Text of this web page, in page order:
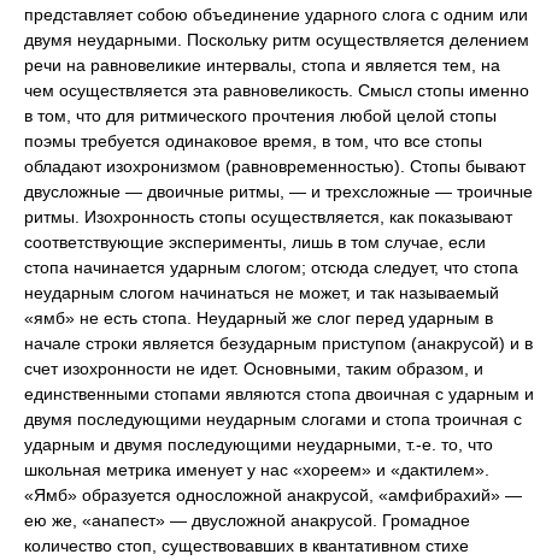
представляет собою объединение ударного слога с одним или
двумя неударными. Поскольку ритм осуществляется делением
речи на равновеликие интервалы, стопа и является тем, на
чем осуществляется эта равновеликость. Смысл стопы именно
в том, что для ритмического прочтения любой целой стопы
поэмы требуется одинаковое время, в том, что все стопы
обладают изохронизмом (равновременностью). Стопы бывают
двусложные — двоичные ритмы, — и трехсложные — троичные
ритмы. Изохронность стопы осуществляется, как показывают
соответствующие эксперименты, лишь в том случае, если
стопа начинается ударным слогом; отсюда следует, что стопа
неударным слогом начинаться не может, и так называемый
«ямб» не есть стопа. Неударный же слог перед ударным в
начале строки является безударным приступом (анакрусой) и в
счет изохронности не идет. Основными, таким образом, и
единственными стопами являются стопа двоичная с ударным и
двумя последующими неударным слогами и стопа троичная с
ударным и двумя последующими неударными, т.-е. то, что
школьная метрика именует у нас «хореем» и «дактилем».
«Ямб» образуется односложной анакрусой, «амфибрахий» —
ею же, «анапест» — двусложной анакрусой. Громадное
количество стоп, существовавших в квантативном стихе